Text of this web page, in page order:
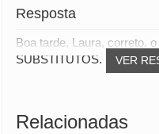
Resposta
VER
Boa tarde, Laura, correto,
SUBSTITUTOS.
Relacionadas